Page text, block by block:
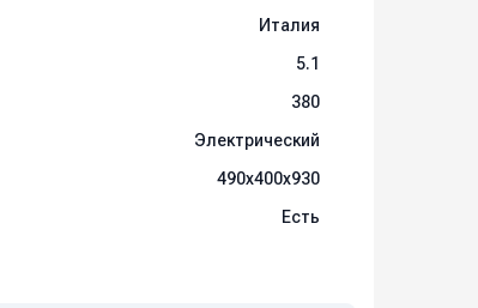
Италия
5.1
380
Электрический
490x400x930
Есть